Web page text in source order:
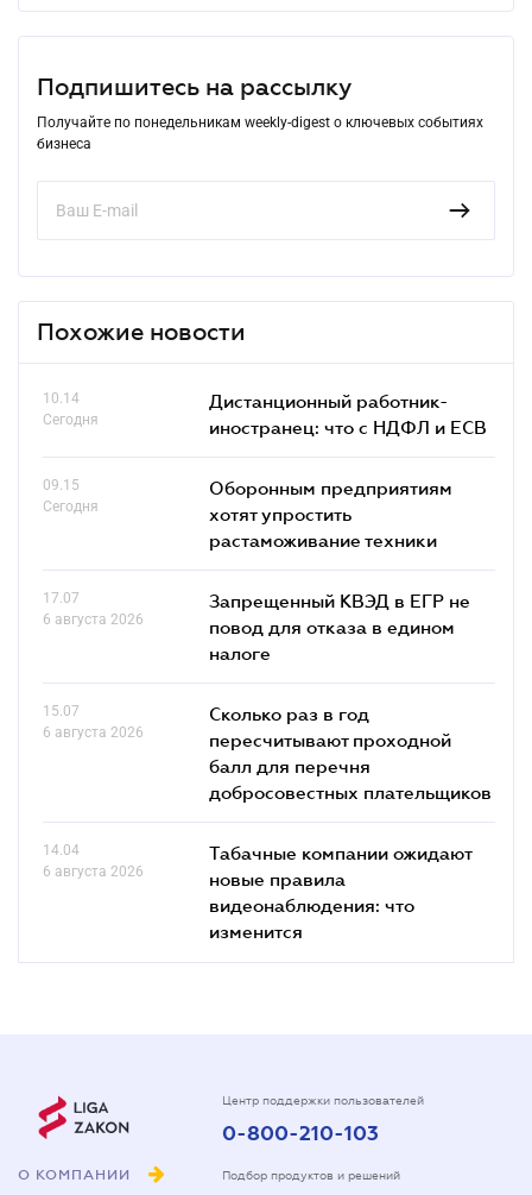
Подпишитесь на рассылку
Получайте по понедельникам weekly-digest о ключевых событиях
бизнеса
Похожие новости
10.14
Сегодня
Дистанционный работник-
иностранец: что с НДФЛ и ЕСВ
09.15
Сегодня
Оборонным предприятиям
хотят упростить
растаможивание техники
17.07
6 августа 2026
Запрещенный КВЭД в ЕГР не
повод для отказа в едином
налоге
15.07
6 августа 2026
Сколько раз в год
пересчитывают проходной
балл для перечня
добросовестных плательщиков
14.04
6 августа 2026
Табачные компании ожидают
новые правила
видеонаблюдения: что
изменится
О КОМПАНИИ
Центр поддержки пользователей
0-800-210-103
Подбор продуктов и решений